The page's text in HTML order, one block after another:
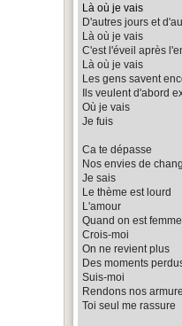
Là où je vais
D'autres jours et
Là où je vais
C'est l'éveil après
Là où je vais
Les gens savent
Ils veulent d'abord
Où je vais
Je fuis
Ca te dépasse
Nos envies de
Je sais
Le thème est lourd
L'amour
Quand on est
Crois-moi
On ne revient plus
Des moments
Suis-moi
Rendons nos
Toi seul me rassure